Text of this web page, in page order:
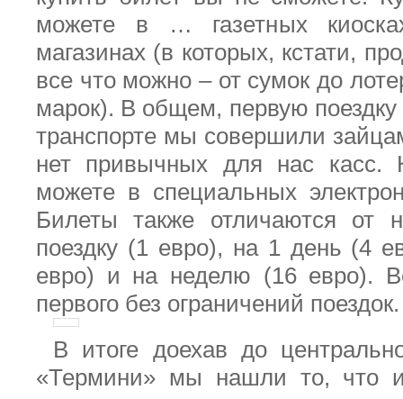
можете в … газетных
магазинах (в которых, кстати,
все что можно – от сумок до
марок). В общем, первую
транспорте мы совершили
нет привычных для нас касс.
можете в специальных
Билеты также отличаются от
поездку (1 евро), на 1 день (4
евро) и на неделю (16 евро).
первого без ограничений поездок.
В итоге доехав до
«Термини» мы нашли то, что